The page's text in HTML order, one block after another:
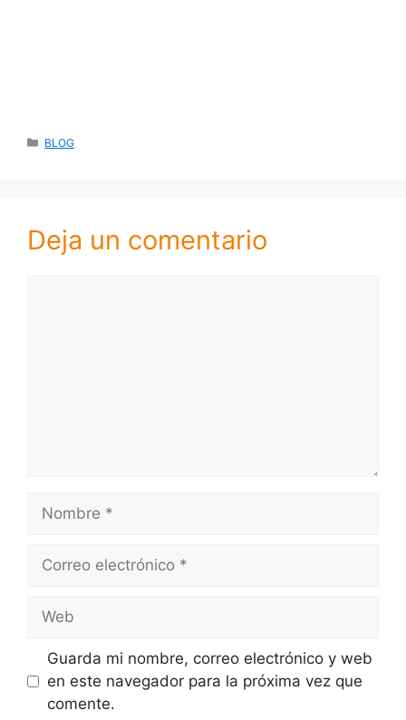
CATEGORÍAS
BLOG
Deja un comentario
electrónico
Guarda mi nombre, correo electrónico y web
en este navegador para la próxima vez que
comente.